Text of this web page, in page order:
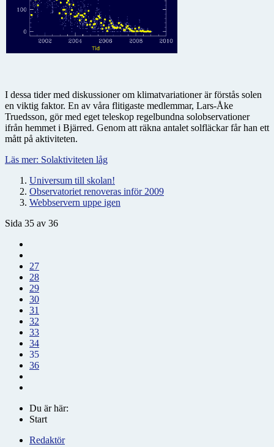
I dessa tider med diskussioner om klimatvariationer är förstås solen
en viktig faktor. En av våra flitigaste medlemmar, Lars-Åke
Truedsson, gör med eget teleskop regelbundna solobservationer
ifrån hemmet i Bjärred. Genom att räkna antalet solfläckar får han ett
mått på aktiviteten.
Läs mer: Solaktiviteten låg
Universum till skolan!
Observatoriet renoveras inför 2009
Webbservern uppe igen
Sida 35 av 36
27
28
29
30
31
32
33
34
35
36
Du är här:
Start
Redaktör